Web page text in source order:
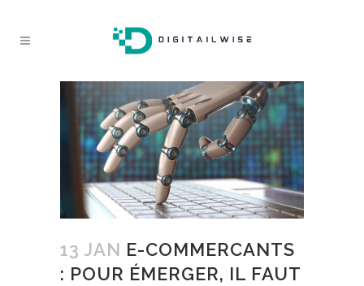
13 JAN E-COMMERCANTS
: POUR ÉMERGER, IL FAUT